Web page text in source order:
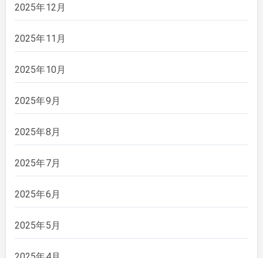
2025年12月
2025年11月
2025年10月
2025年9月
2025年8月
2025年7月
2025年6月
2025年5月